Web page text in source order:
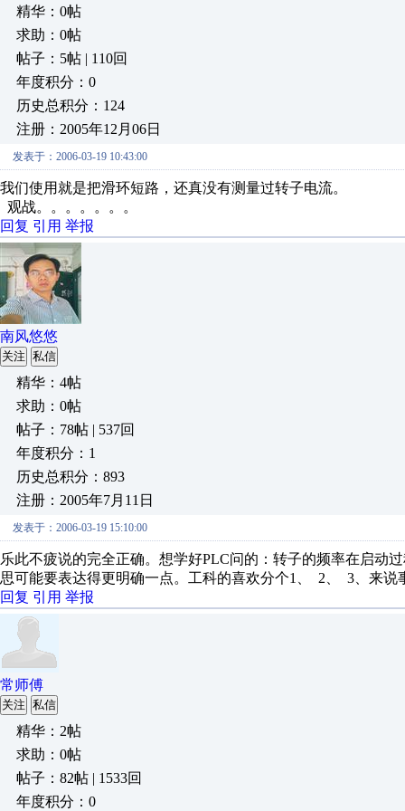
精华：0帖
求助：0帖
帖子：5帖 | 110回
年度积分：0
历史总积分：124
注册：2005年12月06日
发表于：2006-03-19 10:43:00
我们使用就是把滑环短路，还真没有测量过转子电流。
观战。。。。。。。
回复 引用 举报
南风悠悠
关注 私信
精华：4帖
求助：0帖
帖子：78帖 | 537回
年度积分：1
历史总积分：893
注册：2005年7月11日
发表于：2006-03-19 15:10:00
乐此不疲说的完全正确。想学好PLC问的：转子的频率在启动
思可能要表达得更明确一点。工科的喜欢分个1、 2、 3、来说
回复 引用 举报
常师傅
关注 私信
精华：2帖
求助：0帖
帖子：82帖 | 1533回
年度积分：0